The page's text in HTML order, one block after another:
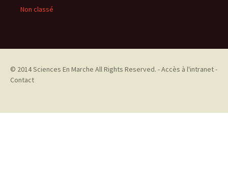
Non classé
© 2014Sciences En Marche All Rights Reserved. -Accès à l'intranet-
Contact